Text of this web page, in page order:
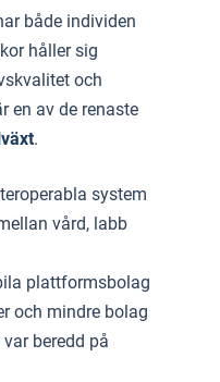
både individen
håller sig
och
en av de renaste
.
system
vård, labb
plattformsbolag
och mindre bolag
beredd på